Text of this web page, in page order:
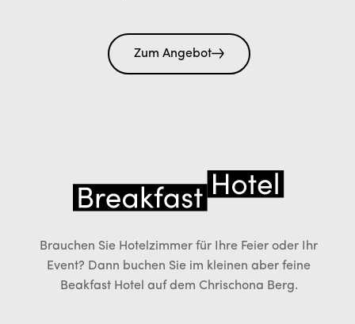
Zum Angebot
Brauchen Sie Hotelzimmer für Ihre Feier oder Ihr
Event? Dann buchen Sie im kleinen aber feine
Beakfast Hotel auf dem Chrischona Berg.